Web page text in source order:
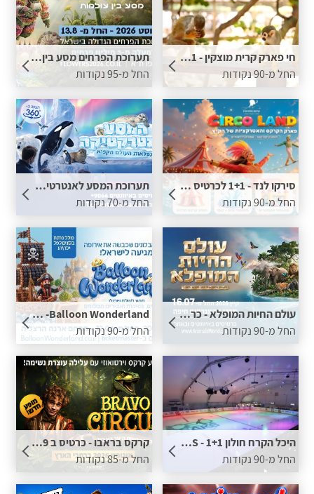
חי פארק קרית מוצקין - 1+1 לכרטיס תמורת נקודות
החל מ-90 נקודות
תערוכת הפרחים מסע בין עולמות - כרטיס ב 64 ש"ח בתוספת נקודות
החל מ-95 נקודות
סירקו לנד - 1+1 לכרטיס תמורת נקודות
החל מ-90 נקודות
תערוכת המסע לאנטרטיקה - כרטיס ב 49 ש"ח בתוספת נקודות
החל מ-70 נקודות
עולם החיות המופלא - כרטיס ב 55 ש"ח בתוספת נקודות
החל מ-90 נקודות
Balloon Wonderland- כרטיס ב 55 ש"ח בתוספת נקודות
החל מ-90 נקודות
היכל הקרח חולון ICE PEAKS - 1+1 לכרטיס תמורת נקודות
החל מ-90 נקודות
קרקס בראבו - כרטיס ב 59 ש"ח בתוספת נקודות
החל מ-85 נקודות